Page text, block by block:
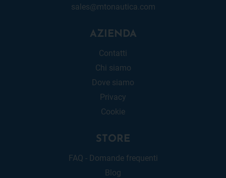
sales@mtonautica.com
AZIENDA
Contatti
Chi siamo
Dove siamo
Privacy
Cookie
STORE
FAQ - Domande frequenti
Blog